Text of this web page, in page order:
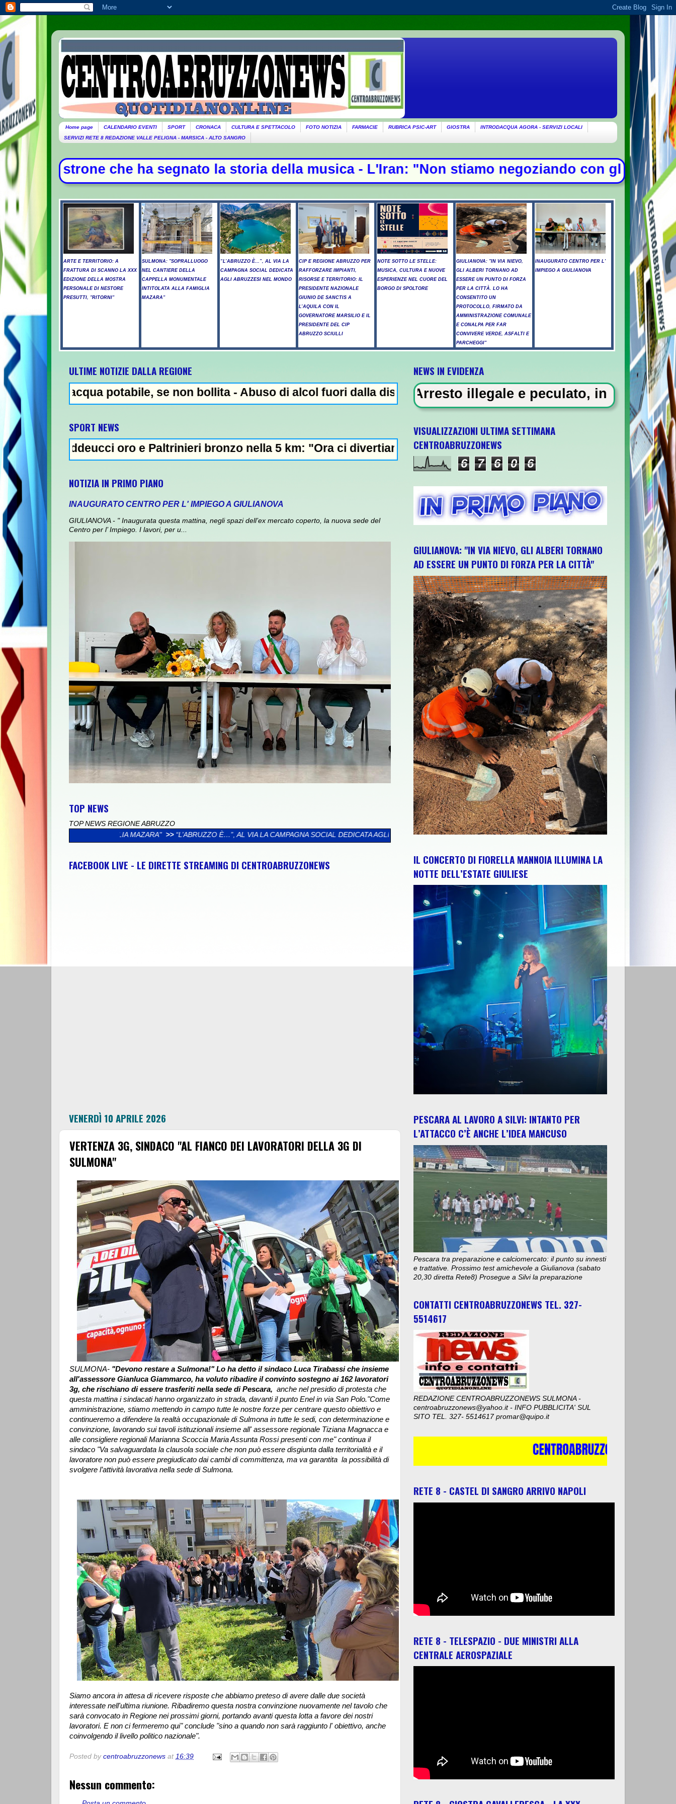
Home page CALENDARIO EVENTI SPORT CRONACA CULTURA E SPETTACOLO FOTO NOTIZIA FARMACIE RUBRICA PSIC-ART GIOSTRA
INTRODACQUA AGORA - SERVIZI LOCALI
SERVIZI RETE 8 REDAZIONE VALLE PELIGNA - MARSICA - ALTO SANGRO
segnato la storia della musica - L'Iran: "Non stiamo negoziando con gli Usa su Hormuz, solo
ARTE E TERRITORIO: A
FRATTURA DI SCANNO LA XXX
EDIZIONE DELLA MOSTRA
PERSONALE DI NESTORE
PRESUTTI, "RITORNI"
SULMONA: "SOPRALLUOGO
NEL CANTIERE DELLA
CAPPELLA MONUMENTALE
INTITOLATA ALLA FAMIGLIA
MAZARA"
“L’ABRUZZO È…”, AL VIA LA
CAMPAGNA SOCIAL DEDICATA
AGLI ABRUZZESI NEL MONDO
CIP E REGIONE ABRUZZO PER
RAFFORZARE IMPIANTI,
RISORSE E TERRITORIO: IL
PRESIDENTE NAZIONALE
GIUNIO DE SANCTIS A
L’AQUILA CON IL
GOVERNATORE MARSILIO E IL
PRESIDENTE DEL CIP
ABRUZZO SCIULLI
NOTE SOTTO LE STELLE:
MUSICA, CULTURA E NUOVE
ESPERIENZE NEL CUORE DEL
BORGO DI SPOLTORE
GIULIANOVA: "IN VIA NIEVO,
GLI ALBERI TORNANO AD
ESSERE UN PUNTO DI FORZA
PER LA CITTÀ. LO HA
CONSENTITO UN
PROTOCOLLO, FIRMATO DA
AMMINISTRAZIONE COMUNALE
E CONALPA PER FAR
CONVIVERE VERDE, ASFALTI E
PARCHEGGI"
INAUGURATO CENTRO PER L'
IMPIEGO A GIULIANOVA
ULTIME NOTIZIE DALLA REGIONE
potabile, se non bollita - Abuso di alcol fuori dalla discoteca, minorenni intossicati a Pescara - Il vento riaccende il
SPORT NEWS
oro e Paltrinieri bronzo nella 5 km: "Ora ci divertiamo in staffetta"- L'Italia U21 il 5 ottobre a Pescara l'ultima gara di
NOTIZIA IN PRIMO PIANO
INAUGURATO CENTRO PER L' IMPIEGO A GIULIANOVA
GIULIANOVA - " Inaugurata questa mattina, negli spazi dell’ex mercato coperto, la nuova sede del
Centro per l’ Impiego. I lavori, per u...
TOP NEWS
TOP NEWS REGIONE ABRUZZO
“L’ABRUZZO È…”, AL VIA LA CAMPAGNA SOCIAL DEDICATA AGLI ABRUZZESI NEL MONDO >> CIP E REGIONE ABRUZZO PER RAFFORZARE IMPIANTI, RISORSE E
FACEBOOK LIVE - LE DIRETTE STREAMING DI CENTROABRUZZONEWS
VENERDÌ 10 APRILE 2026
VERTENZA 3G, SINDACO "AL FIANCO DEI LAVORATORI DELLA 3G DI
SULMONA"
SULMONA- "Devono restare a Sulmona!" Lo ha detto il sindaco Luca Tirabassi che insieme
all'assessore Gianluca Giammarco, ha voluto ribadire il convinto sostegno ai 162 lavoratori
3g, che rischiano di essere trasferiti nella sede di Pescara, anche nel presidio di protesta che
questa mattina i sindacati hanno organizzato in strada, davanti il punto Enel in via San Polo."Come
amministrazione, stiamo mettendo in campo tutte le nostre forze per centrare questo obiettivo e
continueremo a difendere la realtà occupazionale di Sulmona in tutte le sedi, con determinazione e
convinzione, lavorando sui tavoli istituzionali insieme all' assessore regionale Tiziana Magnacca e
alle consigliere regionali Marianna Scoccia Maria Assunta Rossi presenti con me" continua il
sindaco "Va salvaguardata la clausola sociale che non può essere disgiunta dalla territorialità e il
lavoratore non può essere pregiudicato dai cambi di committenza, ma va garantita la possibilità di
svolgere l’attività lavorativa nella sede di Sulmona.
Siamo ancora in attesa di ricevere risposte che abbiamo preteso di avere dalle due società
interessate nell'ultima riunione. Ribadiremo questa nostra convinzione nuovamente nel tavolo che
sarà convocato in Regione nei prossimi giorni, portando avanti questa lotta a favore dei nostri
lavoratori. E non ci fermeremo qui" conclude "sino a quando non sarà raggiunto l' obiettivo, anche
coinvolgendo il livello politico nazionale".
Posted by centroabruzzonews at 16:39
Nessun commento:
NEWS IN EVIDENZA
NEWS IN EVIDENZA - Arresto illegale e peculato, in carcere 5 vigili urbani a
VISUALIZZAZIONI ULTIMA SETTIMANA
CENTROABRUZZONEWS
6 7 6 0 6
GIULIANOVA: "IN VIA NIEVO, GLI ALBERI TORNANO
AD ESSERE UN PUNTO DI FORZA PER LA CITTÀ"
IL CONCERTO DI FIORELLA MANNOIA ILLUMINA LA
NOTTE DELL’ESTATE GIULIESE
PESCARA AL LAVORO A SILVI: INTANTO PER
L’ATTACCO C’È ANCHE L’IDEA MANCUSO
Pescara tra preparazione e calciomercato: il punto su innesti
e trattative. Prossimo test amichevole a Giulianova (sabato
20,30 diretta Rete8) Prosegue a Silvi la preparazione
CONTATTI CENTROABRUZZONEWS TEL. 327-
5514617
REDAZIONE CENTROABRUZZONEWS SULMONA -
centroabruzzonews@yahoo.it - INFO PUBBLICITA' SUL
SITO TEL. 327- 5514617 promar@quipo.it
RETE 8 - CASTEL DI SANGRO ARRIVO NAPOLI
RETE 8 - TELESPAZIO - DUE MINISTRI ALLA
CENTRALE AEROSPAZIALE